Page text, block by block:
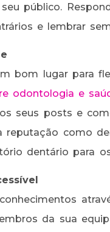
público.
e lembrar
bom lugar para
odontologia e
seus posts e
reputação como
dentário para
da sua